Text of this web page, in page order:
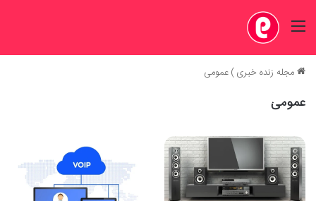
منو
مجله زنده خبری)عمومی
عمومی
28 آذر 1403